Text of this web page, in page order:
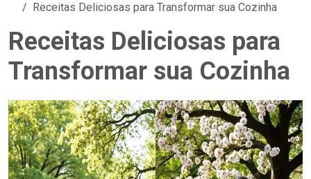
Receitas Deliciosas para Transformar sua Cozinha
Receitas Deliciosas para
Transformar sua Cozinha